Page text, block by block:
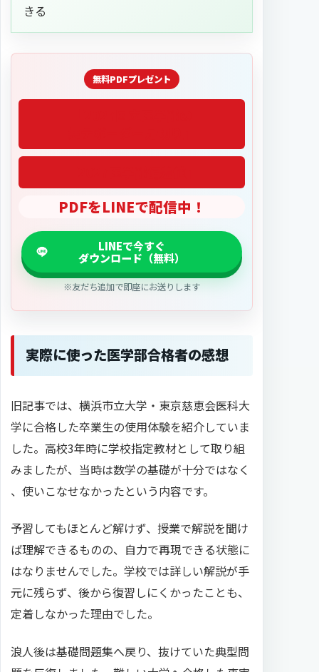
きる
PDFをLINEで配信中！
※友だち追加で即座にお送りします
実際に使った医学部合格者の感想
旧記事では、横浜市立大学・東京慈恵会医科大
学に合格した卒業生の使用体験を紹介していま
した。高校3年時に学校指定教材として取り組
みましたが、当時は数学の基礎が十分ではなく
、使いこなせなかったという内容です。
予習してもほとんど解けず、授業で解説を聞け
ば理解できるものの、自力で再現できる状態に
はなりませんでした。学校では詳しい解説が手
元に残らず、後から復習しにくかったことも、
定着しなかった理由でした。
浪人後は基礎問題集へ戻り、抜けていた典型問